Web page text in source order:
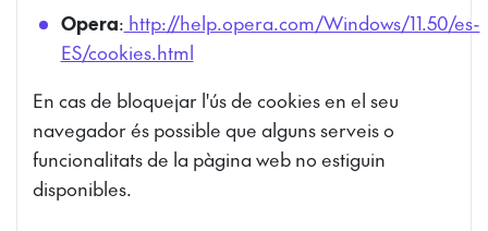
Opera: http://help.opera.com/Windows/11.50/es-
ES/cookies.html
En cas de bloquejar l'ús de cookies en el seu
navegador és possible que alguns serveis o
funcionalitats de la pàgina web no estiguin
disponibles.